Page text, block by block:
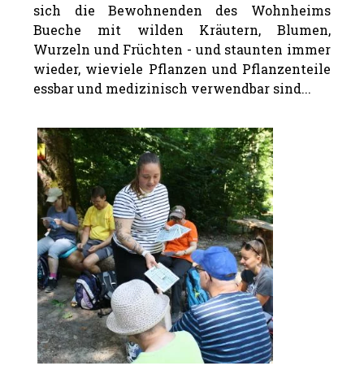
sich die Bewohnenden des Wohnheims
Bueche mit wilden Kräutern, Blumen,
Wurzeln und Früchten - und staunten immer
wieder, wieviele Pflanzen und Pflanzenteile
essbar und medizinisch verwendbar sind...